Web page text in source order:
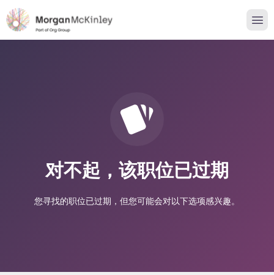
对不起，该职位已过期
您寻找的职位已过期，但您可能会对以下选项感兴趣。